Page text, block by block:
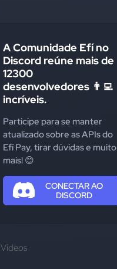
A Comunidade Efí no
Discord reúne mais de
12300
desenvolvedores 👨‍💻
incríveis.
Participe para se manter
atualizado sobre as APIs do
Efí Pay, tirar dúvidas e muito
mais! 😊
CONECTAR AO
DISCORD
Vídeos